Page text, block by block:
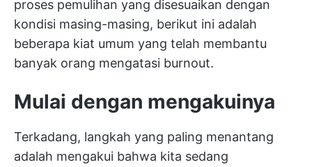
proses pemulihan yang disesuaikan dengan
kondisi masing-masing, berikut ini adalah
beberapa kiat umum yang telah membantu
banyak orang mengatasi burnout.
Mulai dengan mengakuinya
Terkadang, langkah yang paling menantang
adalah mengakui bahwa kita sedang